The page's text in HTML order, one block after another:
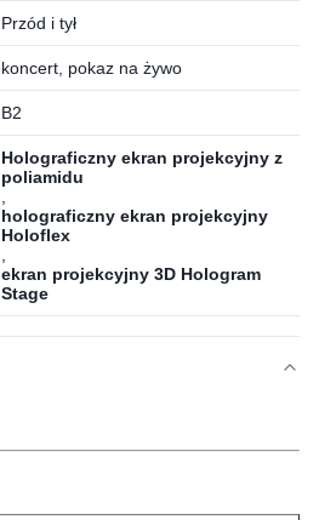
Przód i tył
koncert, pokaz na żywo
B2
Holograficzny ekran projekcyjny z
poliamidu
holograficzny ekran projekcyjny
Holoflex
ekran projekcyjny 3D Hologram
Stage